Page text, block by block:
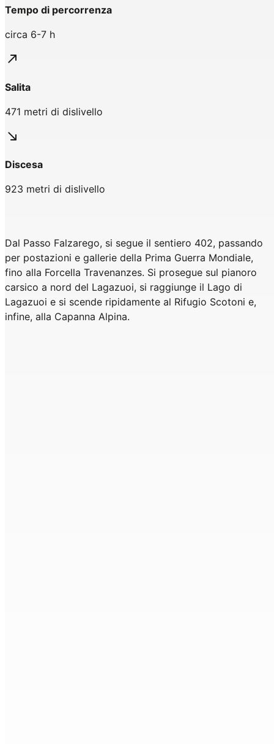
Tempo di percorrenza
circa 6-7 h
Salita
471 metri di dislivello
Discesa
923 metri di dislivello
Dal Passo Falzarego, si segue il sentiero 402, passando
per postazioni e gallerie della Prima Guerra Mondiale,
fino alla Forcella Travenanzes. Si prosegue sul pianoro
carsico a nord del Lagazuoi, si raggiunge il Lago di
Lagazuoi e si scende ripidamente al Rifugio Scotoni e,
infine, alla Capanna Alpina.